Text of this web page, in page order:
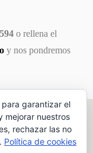
o rellena el
y nos pondremos
garantizar el
mejorar nuestros
rechazar las no
Política de cookies